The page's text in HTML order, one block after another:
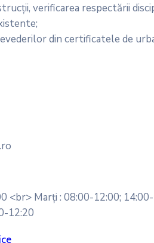
verificarea respectării
din certificatele de
<br> Marți : 08:00-12:00;
12:20